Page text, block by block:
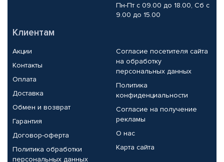
Пн-Пт с 09.00 до 18.00, Сб с
9.00 до 15.00
Клиентам
Акции
Контакты
Оплата
Доставка
Обмен и возврат
Гарантия
Договор-оферта
Политика обработки
персональных данных
Согласие посетителя сайта
на обработку
персональных данных
Политика
конфиденциальности
Согласие на получение
рекламы
О нас
Карта сайта